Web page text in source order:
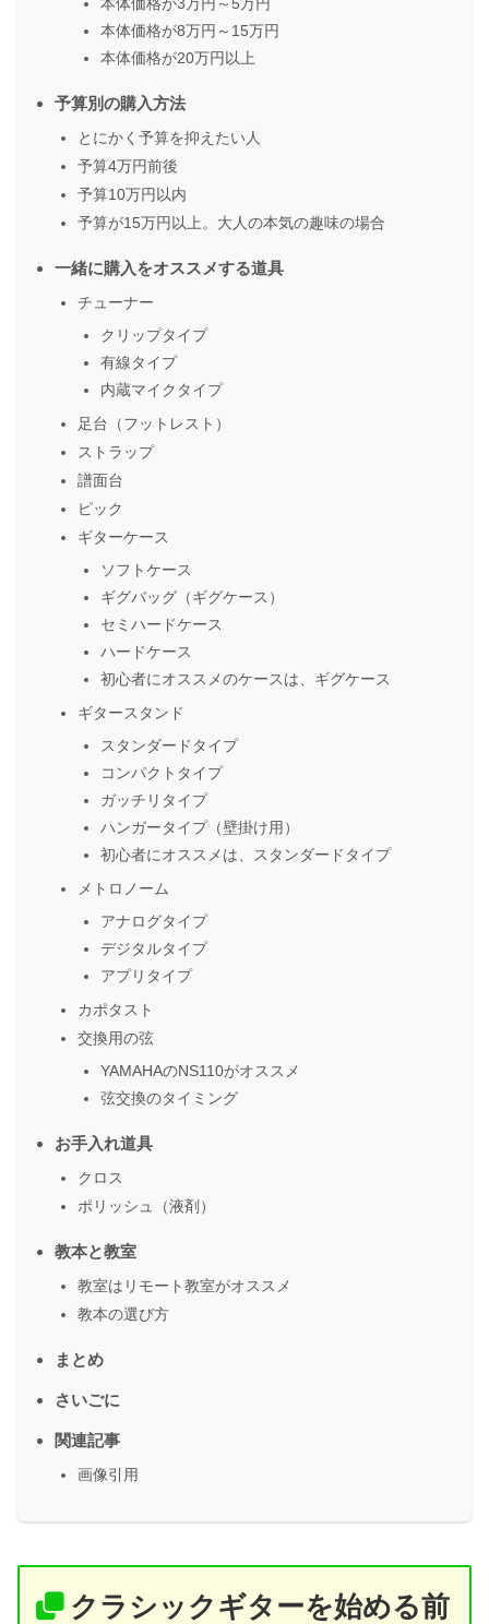
本体価格が3万円～5万円
本体価格が8万円～15万円
本体価格が20万円以上
予算別の購入方法
とにかく予算を抑えたい人
予算4万円前後
予算10万円以内
予算が15万円以上。大人の本気の趣味の場合
一緒に購入をオススメする道具
チューナー
クリップタイプ
有線タイプ
内蔵マイクタイプ
足台（フットレスト）
ストラップ
譜面台
ピック
ギターケース
ソフトケース
ギグバッグ（ギグケース）
セミハードケース
ハードケース
初心者にオススメのケースは、ギグケース
ギタースタンド
スタンダードタイプ
コンパクトタイプ
ガッチリタイプ
ハンガータイプ（壁掛け用）
初心者にオススメは、スタンダードタイプ
メトロノーム
アナログタイプ
デジタルタイプ
アプリタイプ
カポタスト
交換用の弦
YAMAHAのNS110がオススメ
弦交換のタイミング
お手入れ道具
クロス
ポリッシュ（液剤）
教本と教室
教室はリモート教室がオススメ
教本の選び方
まとめ
さいごに
関連記事
画像引用
クラシックギターを始める前